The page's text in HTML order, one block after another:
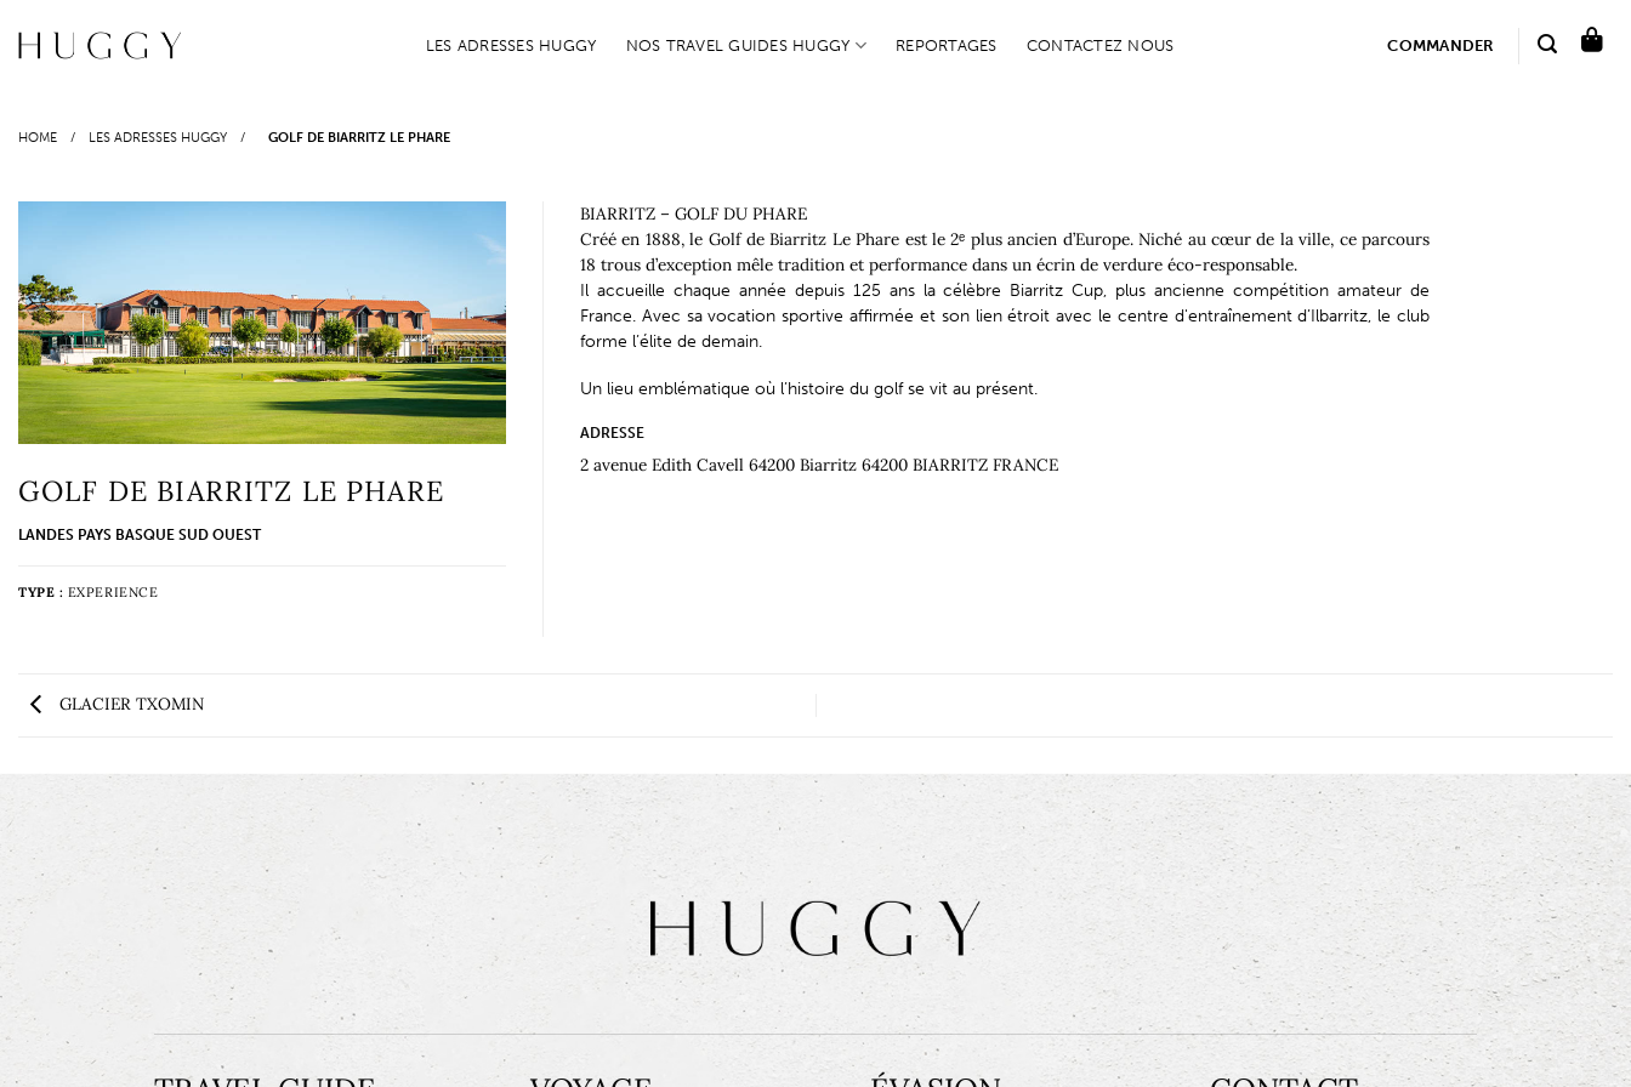
contenu
LES ADRESSES HUGGY NOS TRAVEL GUIDES HUGGY REPORTAGES CONTACTEZ NOUS COMMANDER
HOME / LES ADRESSES HUGGY / GOLF DE BIARRITZ LE PHARE
GOLF DE BIARRITZ LE PHARE
LANDES PAYS BASQUE SUD OUEST
TYPE : EXPERIENCE
BIARRITZ – GOLF DU PHARE
Créé en 1888, le Golf de Biarritz Le Phare est le 2ᵉ plus ancien d’Europe. Niché au cœur de la ville, ce parcours
18 trous d’exception mêle tradition et performance dans un écrin de verdure éco-responsable.
Il accueille chaque année depuis 125 ans la célèbre Biarritz Cup, plus ancienne compétition amateur de
France. Avec sa vocation sportive affirmée et son lien étroit avec le centre d'entraînement d’Ilbarritz, le club
forme l’élite de demain.
Un lieu emblématique où l’histoire du golf se vit au présent.
ADRESSE
2 avenue Edith Cavell 64200 Biarritz 64200 BIARRITZ FRANCE
GLACIER TXOMIN